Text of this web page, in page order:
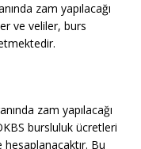
zam yapılacağı
ve veliler, burs
zam yapılacağı
bursluluk ücretleri
Bu